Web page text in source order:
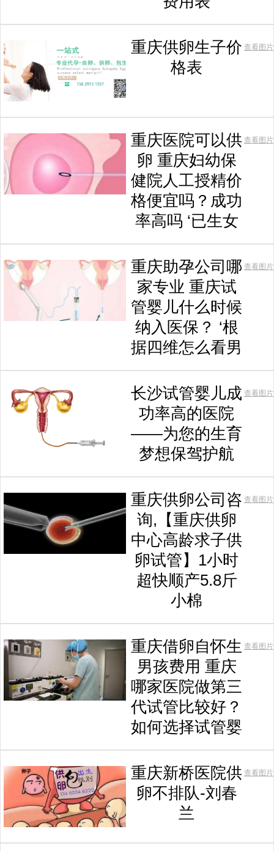
重庆供卵生子价
格表
查看图片
重庆医院可以供
卵 重庆妇幼保
健院人工授精价
格便宜吗？成功
率高吗 ‘已生女
查看图片
重庆助孕公司哪
家专业 重庆试
管婴儿什么时候
纳入医保？ ‘根
据四维怎么看男
查看图片
长沙试管婴儿成
功率高的医院
——为您的生育
梦想保驾护航
查看图片
重庆供卵公司咨
询,【重庆供卵
中心高龄求子供
卵试管】1小时
超快顺产5.8斤
小棉
查看图片
重庆借卵自怀生
男孩费用 重庆
哪家医院做第三
代试管比较好？
如何选择试管婴
查看图片
重庆新桥医院供
卵不排队-刘春
兰
查看图片